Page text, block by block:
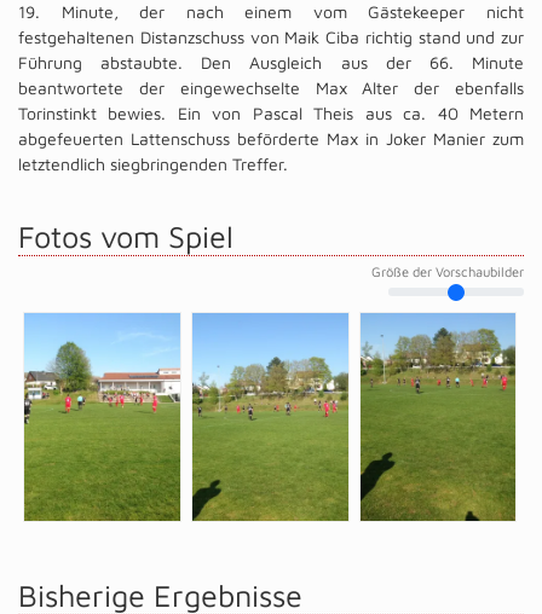
19. Minute, der nach einem vom Gästekeeper nicht
festgehaltenen Distanzschuss von Maik Ciba richtig stand und zur
Führung abstaubte. Den Ausgleich aus der 66. Minute
beantwortete der eingewechselte Max Alter der ebenfalls
Torinstinkt bewies. Ein von Pascal Theis aus ca. 40 Metern
abgefeuerten Lattenschuss beförderte Max in Joker Manier zum
letztendlich siegbringenden Treffer.
Fotos vom Spiel
Größe der Vorschaubilder
Bisherige Ergebnisse